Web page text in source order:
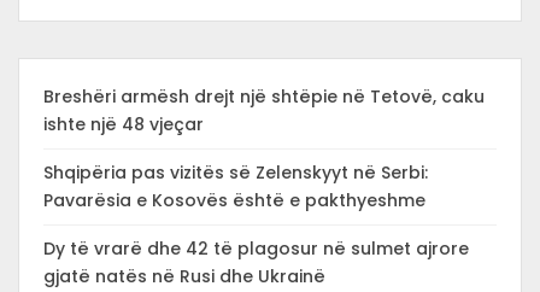
Breshëri armësh drejt një shtëpie në Tetovë, caku
ishte një 48 vjeçar
Shqipëria pas vizitës së Zelenskyyt në Serbi:
Pavarësia e Kosovës është e pakthyeshme
Dy të vrarë dhe 42 të plagosur në sulmet ajrore
gjatë natës në Rusi dhe Ukrainë